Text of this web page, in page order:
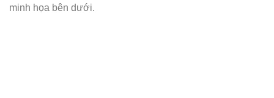
minh họa bên dưới.